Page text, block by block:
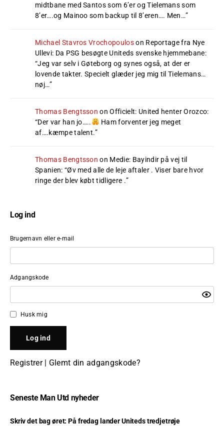
midtbane med Santos som 6’er og Tielemans som
8’er….og Mainoo som backup til 8’eren…. Men…”
Michael Stavros Vrochopouloson Reportage fra Nye
Ullevi: Da PSG besøgte Uniteds svenske hjemmebane:
“Jeg var selv i Gøteborg og synes også, at der er
lovende takter. Specielt glæder jeg mig til Tielemans…
nøj…”
Thomas Bengtsson onOfficielt: United henter Orozco:
“Der var han jo…..
Ham forventer jeg meget
af….kæmpe talent.”
Thomas Bengtsson on Medie: Bayindir på vej til
Spanien: “Øv med alle de leje aftaler . Viser bare hvor
ringe der blev købt tidligere .”
Log ind
Brugernavn eller e-mail
Adgangskode
Husk mig
Registrer| Glemt din adgangskode?
Seneste Man Utd nyheder
Skriv det bag øret: På fredag lander Uniteds tredjetrøje